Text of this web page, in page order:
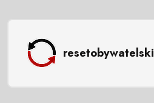
resetobywatelski